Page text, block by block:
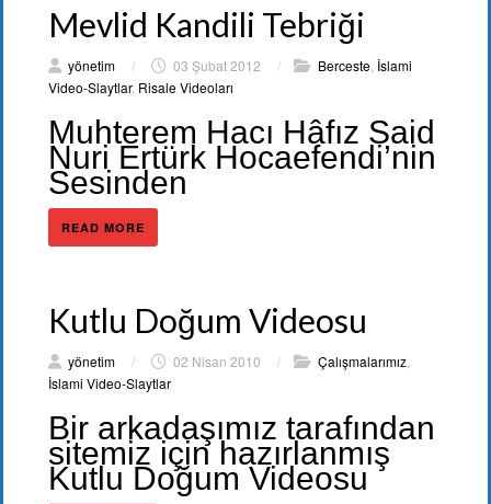
Mevlid Kandili Tebriği
yönetim / 03 Şubat 2012 / Berceste, İslami
Video-Slaytlar, Risale Videoları
Muhterem Hacı Hâfız Said
Nuri Ertürk Hocaefendi’nin
Sesinden
READ MORE
Kutlu Doğum Videosu
yönetim / 02 Nisan 2010 / Çalışmalarımız,
İslami Video-Slaytlar
Bir arkadaşımız tarafından
sitemiz için hazırlanmış
Kutlu Doğum Videosu